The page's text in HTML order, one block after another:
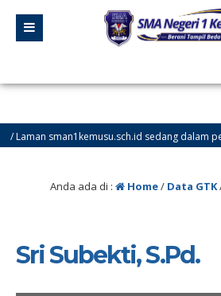
sman1kemusu.sch.id sedang dalam perbaikan
Anda ada di : Home/ Data GTK
Sri Subekti, S.Pd.